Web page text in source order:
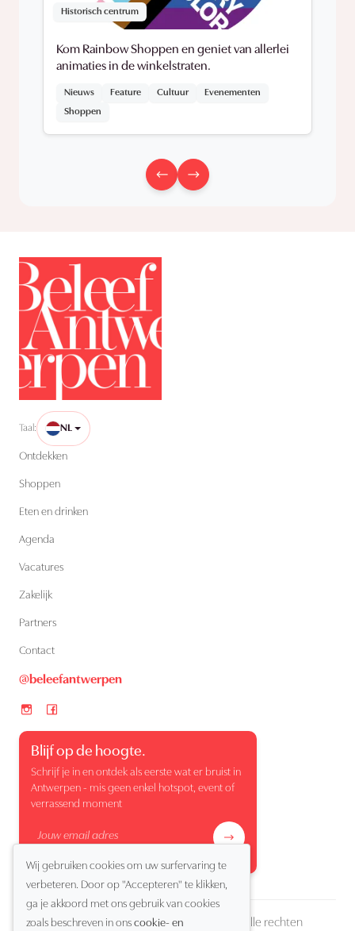
Historisch centrum
Kom Rainbow Shoppen en geniet van allerlei
animaties in de winkelstraten.
Nieuws Feature Cultuur
Evenementen
Shoppen
Taal: NL
Ontdekken
Shoppen
Eten en drinken
Agenda
Vacatures
Zakelijk
Partners
Contact
@beleefantwerpen
Blijf op de hoogte.
Schrijf je in en ontdek als eerste wat er bruist in
Antwerpen - mis geen enkel hotspot, event of
verrassend moment
Copyright (c) 2026 Beleef Antwerpen. Alle rechten
Wij gebruiken cookies om uw surfervaring te
verbeteren. Door op "Accepteren" te klikken,
ga je akkoord met ons gebruik van cookies
zoals beschreven in ons cookie- en